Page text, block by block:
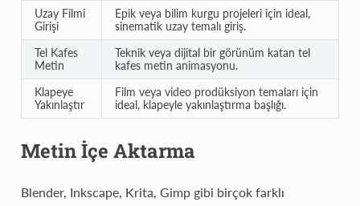
Uzay Filmi
Girişi
Epik veya bilim kurgu projeleri için ideal,
sinematik uzay temalı giriş.
Tel Kafes
Metin
Teknik veya dijital bir görünüm katan tel
kafes metin animasyonu.
Klapeye
Yakınlaştır
Film veya video prodüksiyon temaları için
ideal, klapeyle yakınlaştırma başlığı.
Metin İçe Aktarma
Blender, Inkscape, Krita, Gimp gibi birçok farklı